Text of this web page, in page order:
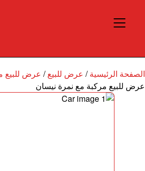
الصفحة الرئيسية/ عرض للبيع/ عرض للبيع
عرض للبيع مركبة مع نمرة نيسان